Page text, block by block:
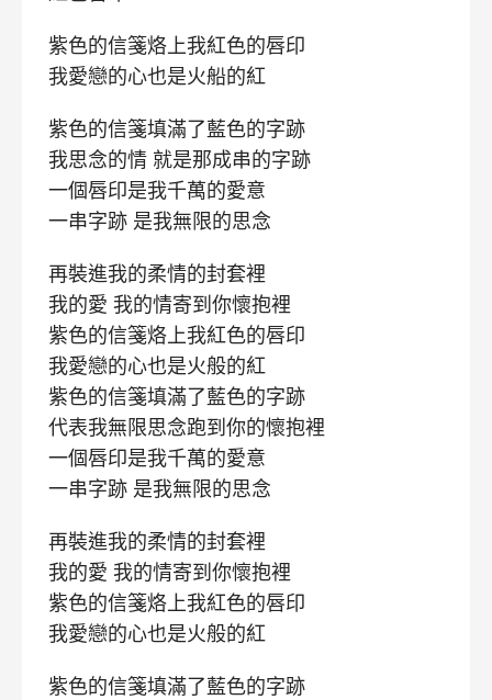
紫色的信箋烙上我紅色的唇印
我愛戀的心也是火船的紅
紫色的信箋填滿了藍色的字跡
我思念的情 就是那成串的字跡
一個唇印是我千萬的愛意
一串字跡 是我無限的思念
再裝進我的柔情的封套裡
我的愛 我的情寄到你懷抱裡
紫色的信箋烙上我紅色的唇印
我愛戀的心也是火般的紅
紫色的信箋填滿了藍色的字跡
代表我無限思念跑到你的懷抱裡
一個唇印是我千萬的愛意
一串字跡 是我無限的思念
再裝進我的柔情的封套裡
我的愛 我的情寄到你懷抱裡
紫色的信箋烙上我紅色的唇印
我愛戀的心也是火般的紅
紫色的信箋填滿了藍色的字跡